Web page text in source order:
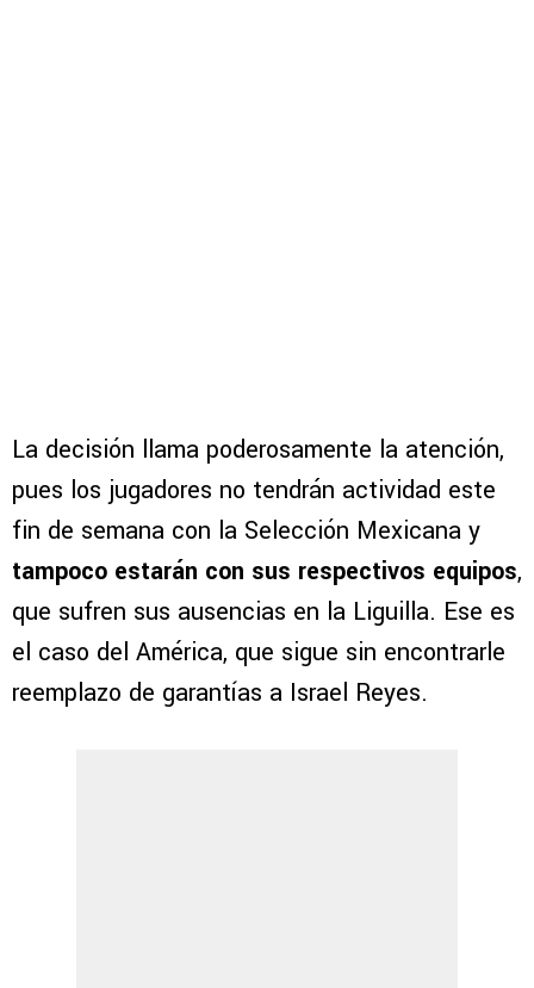
La decisión llama poderosamente la atención,
pues los jugadores no tendrán actividad este
fin de semana con la Selección Mexicana y
tampoco estarán con sus respectivos equipos,
que sufren sus ausencias en la Liguilla. Ese es
el caso del América, que sigue sin encontrarle
reemplazo de garantías a Israel Reyes.